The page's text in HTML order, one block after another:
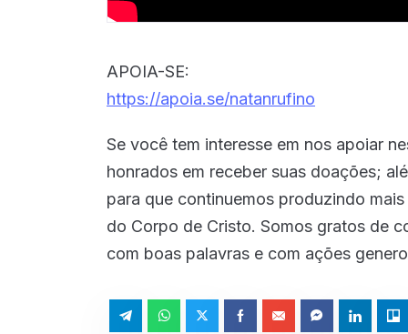
APOIA-SE:
https://apoia.se/natanrufino
Se você tem interesse em nos apoiar
honrados em receber suas doações;
para que continuemos produzindo
do Corpo de Cristo. Somos gratos de
com boas palavras e com ações